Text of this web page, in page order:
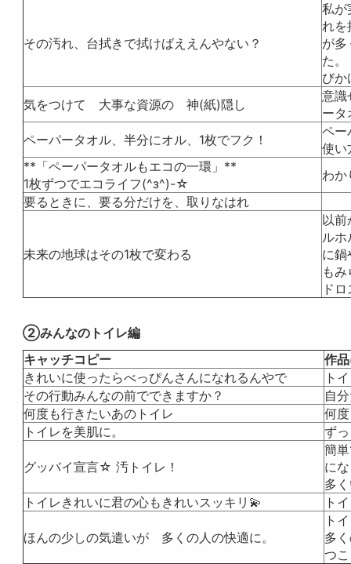
その汚れ、台拭きで拭けばええんやない？
私が
れを
が多
た。
びか
気をつけて 大事な資源の 神(紙)隠し
意識
ータ
ペーパータオル、半分にオル、1枚でフク！
ペー
使い
**「ペーパータオルもエコの一環」**
1枚ずつでエコライフ(^з^)-☆
わか
要るときに、要る分だけを、取りなはれ
未来の地球はその1枚で変わる
以前
ルホ
に鍋
も
ド
②みんなのトイレ編
キャッチコピー
作
きれいに使ったらべっぴんさんになれるんやで
ト
その行動みんなの前でできますか？
自
何度も行きたいあのトイレ
何
トイレを美肌に。
ず
グッバイ宣言☆ 汚トイレ！
簡
に
多
トイレきれいに君の心もきれいスッキリ💫
ト
ほんの少しの気遣いが 多くの人の快適に。
ト
多
つ